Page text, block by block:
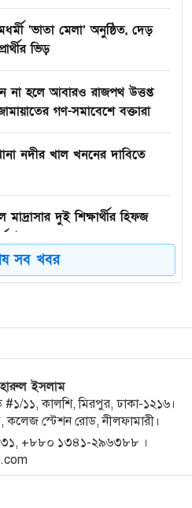
‘ভাতা মেলা’ অনুষ্ঠিত, দেড়
ভিড়
না হলে আবারও রাজপথ উত্তপ্ত
গণ-সমাবেশে বক্তারা
নদীর খাল খননের দাবিতে
দুই শিক্ষার্থীর হিফজ
ট্যাবলেটসহ গ্রেপ্তার ২,
দিবস-২০২৬ উপলক্ষে
ক্ষমতার কারণেই শেখ হাসিনা
একই পথে হাঁটছে বিএনপি: মিয়া
ওয়ারিশ সনদ দেওয়ার
সব খবর
ইসলাম
#১/১১, কালশি, মিরপুর, ঢাকা-১২১৬।
কলেজ স্টেশন রোড, নীলফামারী।
+৮৮০ ১৩৪১-২৯৬৩৮৮ ।